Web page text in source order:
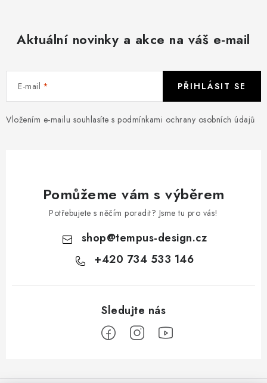
Aktuální novinky a akce na váš e-mail
E-mail
Vložením e-mailu souhlasíte s podmínkami ochrany osobních údajů
PŘIHLÁSIT SE
Pomůžeme vám s výběrem
Potřebujete s něčím poradit? Jsme tu pro vás!
shop@tempus-design.cz
+420 734 533 146